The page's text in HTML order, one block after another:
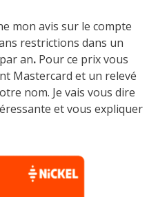
mon avis sur le compte
restrictions dans un
an. Pour ce prix vous
Mastercard et un relevé
nom. Je vais vous dire
et vous expliquer